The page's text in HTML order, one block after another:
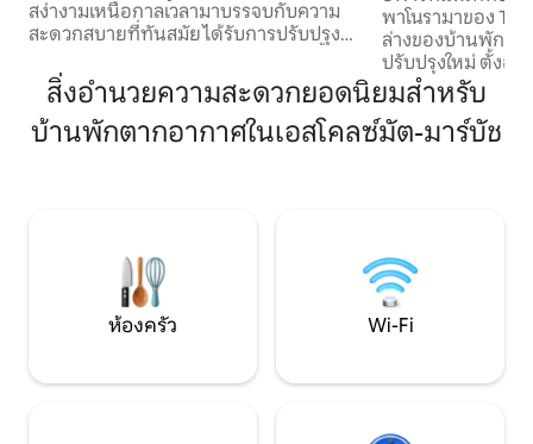
สง่างามเหนือกาลเวลามาบรรจบกับความ
สะดวกสบายที่ทันสมัย ได้รับการปรับปรุง
ที่มีอุปกรณ์ครบครันพื้นที่นั่งเล่นที่มีสไตล์
และระเบียงรอบด้านพร้อมวิวทะเลสาบ
Thun & the Eiger, Mönch และ Jungfrau
ตั้งอยู่ห่างจากป้ายรถเมล์ 10 เมตรไปยัง
แบบมีหลังคาสมาร์ททีวีและ Wi-Fi ฟรี
พาโนรามาของ
ล่างของบ้านพักต
ปรับปรุงใหม่ ตั้งอยู่
หมู่บ้านและเป็นจุด
เที่ยวไปยังภูเขาแล
4 ท่าน ระเบียงพร้อ
Thun, Spiez,
Beatenberg, Bern
สิ่งอำนวยความสะดวกยอดนิยมสำหรับ
บ้านพักตากอากาศในเอสโคลซ์มัต-มาร์บัช
ห้องครัว Wi-Fi